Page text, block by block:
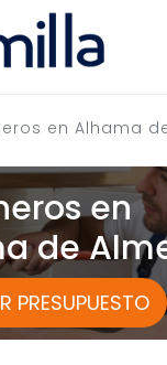
en Alhama
en
de
PRESUPUESTO